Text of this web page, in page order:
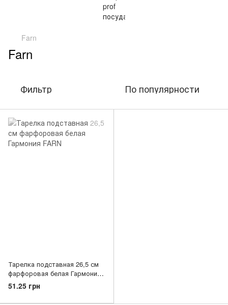
Farn
Farn
Фильтр По популярности
Тарелка подставная 26,5 см
фарфоровая белая Гармония
FARN
51.25 грн